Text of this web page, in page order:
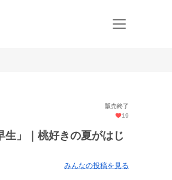
販売終了
19
生」｜桃好きの夏がはじ
みんなの投稿を見る